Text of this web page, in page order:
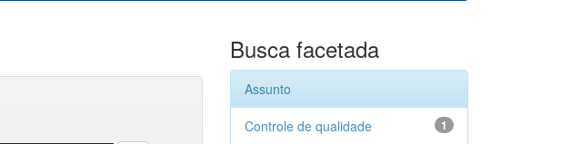
Busca facetada
Assunto
1
Controle de qualidade